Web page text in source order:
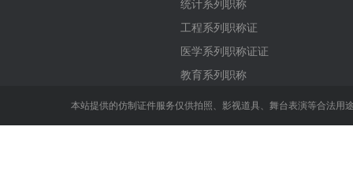
统计系列职称
工程系列职称证
医学系列职称证证
教育系列职称
本站提供的仿制证件服务仅供拍照、影视道具、舞台表演等合法